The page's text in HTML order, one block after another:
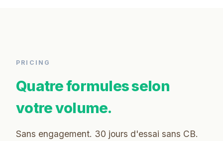
PRICING
Quatre formules selon
votre volume.
Sans engagement. 30 jours d'essai sans CB.